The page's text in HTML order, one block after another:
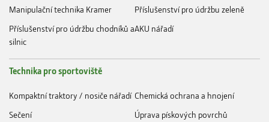
Manipulační technika Kramer
Příslušenství pro údržbu zeleně
Příslušenství pro údržbu chodníků a
silnic
AKU nářadí
Technika pro sportoviště
Kompaktní traktory / nosiče nářadí Chemická ochrana a hnojení
Sečení
Úprava pískových povrchů